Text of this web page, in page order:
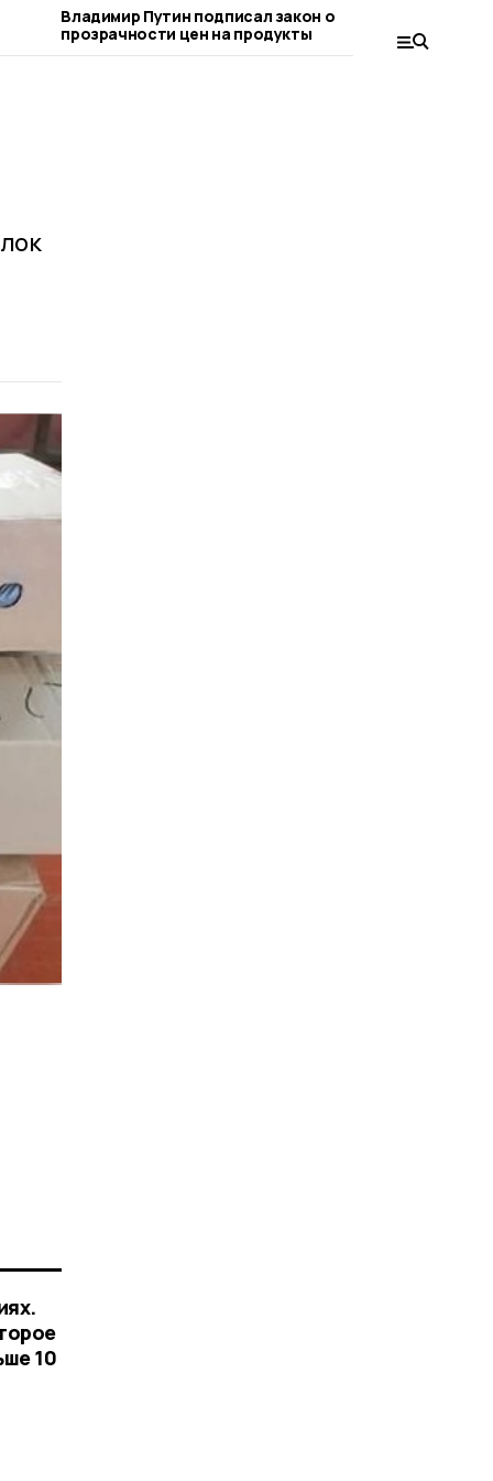
Владимир Путин подписал закон о
прозрачности цен на продукты
меры по
рынка
10